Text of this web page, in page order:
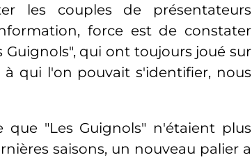
les couples de présentateurs
force est de constater
qui ont toujours joué sur
qui l'on pouvait s'identifier, nous
"Les Guignols" n'étaient plus
saisons, un nouveau palier a